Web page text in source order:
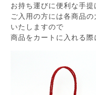
お持ち運びに便利な手提
ご入用の方には各商品
いたしますので
商品をカートに入れる際